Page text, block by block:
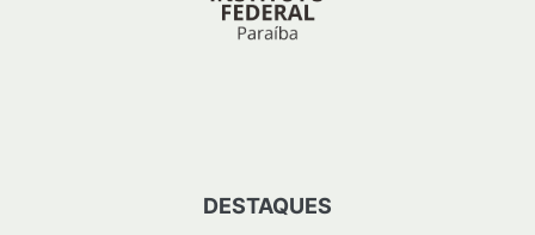
DESTAQUES